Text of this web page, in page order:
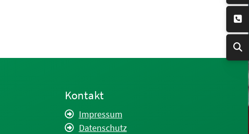
Kontakt
Impressum
Datenschutz